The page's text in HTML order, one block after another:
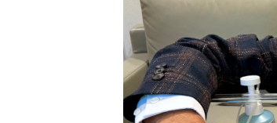
4
5